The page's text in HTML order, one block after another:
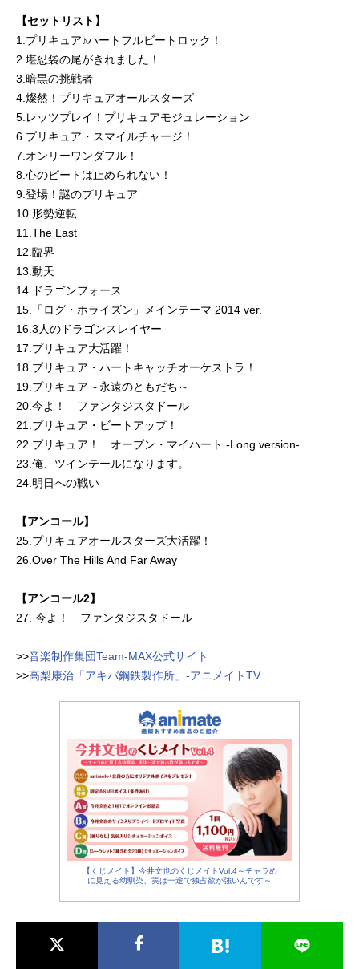
【セットリスト】
1.プリキュア♪ハートフルビートロック！
2.堪忍袋の尾がきれました！
3.暗黒の挑戦者
4.燦然！プリキュアオールスターズ
5.レッツプレイ！プリキュアモジュレーション
6.プリキュア・スマイルチャージ！
7.オンリーワンダフル！
8.心のビートは止められない！
9.登場！謎のプリキュア
10.形勢逆転
11.The Last
12.臨界
13.動天
14.ドラゴンフォース
15.「ログ・ホライズン」メインテーマ 2014 ver.
16.3人のドラゴンスレイヤー
17.プリキュア大活躍！
18.プリキュア・ハートキャッチオーケストラ！
19.プリキュア～永遠のともだち～
20.今よ！ ファンタジスタドール
21.プリキュア・ビートアップ！
22.プリキュア！ オープン・マイハート -Long version-
23.俺、ツインテールになります。
24.明日への戦い
【アンコール】
25.プリキュアオールスターズ大活躍！
26.Over The Hills And Far Away
【アンコール2】
27. 今よ！ ファンタジスタドール
>>音楽制作集団Team-MAX公式サイト
>>高梨康治「アキバ鋼鉄製作所」-アニメイトTV
【くじメイト】今井文也のくじメイトVol.4～チャラめ
に見える幼馴染、実は一途で独占欲が強いんです～